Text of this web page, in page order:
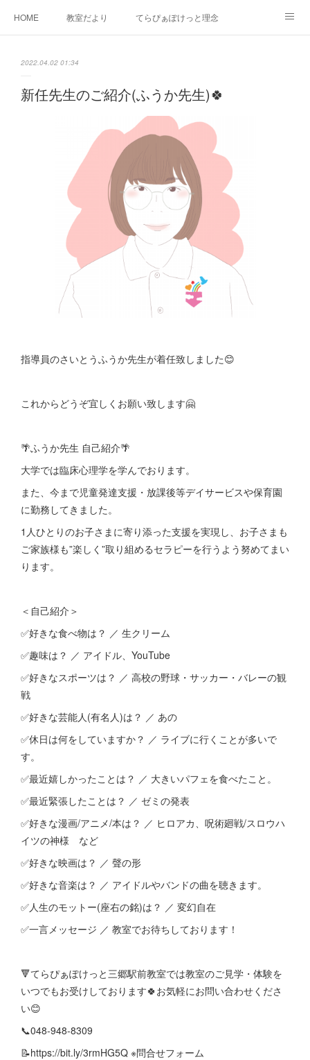
HOME 教室だより てらぴぁぽけっと理念
2022.04.02 01:34
新任先生のご紹介(ふうか先生)🍀
指導員のさいとうふうか先生が着任致しました😊
これからどうぞ宜しくお願い致します🤗
🌴ふうか先生 自己紹介🌴
大学では臨床心理学を学んでおります。
また、今まで児童発達支援・放課後等デイサービスや保育園
に勤務してきました。
1人ひとりのお子さまに寄り添った支援を実現し、お子さまも
ご家族様も”楽しく”取り組めるセラピーを行うよう努めてまい
ります。
＜自己紹介＞
✅好きな食べ物は？ ／ 生クリーム
✅趣味は？ ／ アイドル、YouTube
✅好きなスポーツは？ ／ 高校の野球・サッカー・バレーの観
戦
✅好きな芸能人(有名人)は？ ／ あの
✅休日は何をしていますか？ ／ ライブに行くことが多いで
す。
✅最近嬉しかったことは？ ／ 大きいパフェを食べたこと。
✅最近緊張したことは？ ／ ゼミの発表
✅好きな漫画/アニメ/本は？ ／ ヒロアカ、呪術廻戦/スロウハ
イツの神様 など
✅好きな映画は？ ／ 聲の形
✅好きな音楽は？ ／ アイドルやバンドの曲を聴きます。
✅人生のモットー(座右の銘)は？ ／ 変幻自在
✅一言メッセージ ／ 教室でお待ちしております！
🔻てらぴぁぽけっと三郷駅前教室では教室のご見学・体験を
いつでもお受けしております🍀お気軽にお問い合わせくださ
い😊
📞048-948-8309
📝https://bit.ly/3rmHG5Q ※問合せフォーム